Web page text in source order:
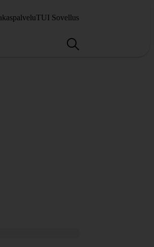
TUI Sovellus